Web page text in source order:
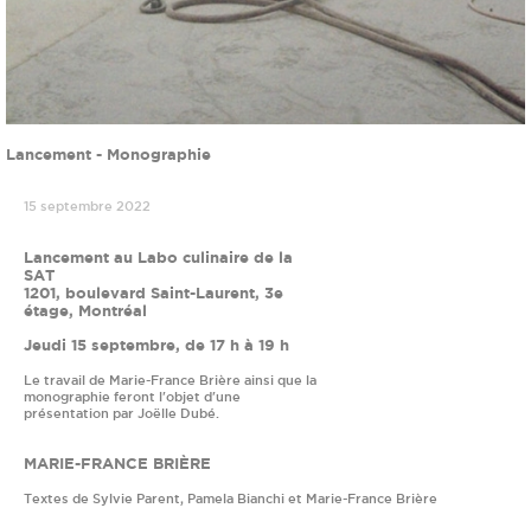
Lancement - Monographie
15 septembre 2022
Lancement au Labo culinaire de la
SAT
1201, boulevard Saint-Laurent, 3e
étage, Montréal
Jeudi 15 septembre, de 17 h à 19 h
Le travail de Marie-France Brière ainsi que la
monographie feront l'objet d'une
présentation par Joëlle Dubé.
MARIE-FRANCE BRIÈRE
Textes de Sylvie Parent, Pamela Bianchi et Marie-France Brière